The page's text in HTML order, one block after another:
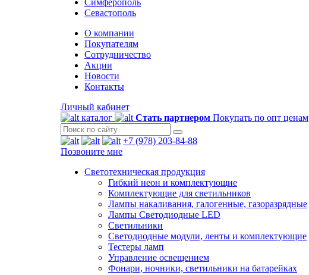
Симферополь
Севастополь
О компании
Покупателям
Сотрудничество
Акции
Новости
Контакты
Личный кабинет
каталог
Стать партнером Покупать по опт ценам
+7 (978) 203-84-88
Позвоните мне
Светотехническая продукция
Гибкий неон и комплектующие
Комплектующие для светильников
Лампы накаливания, галогенные, газоразрядные
Лампы Светодиодные LED
Светильники
Светодиодные модули, ленты и комплектующие
Тестеры ламп
Управление освещением
Фонари, ночники, светильники на батарейках